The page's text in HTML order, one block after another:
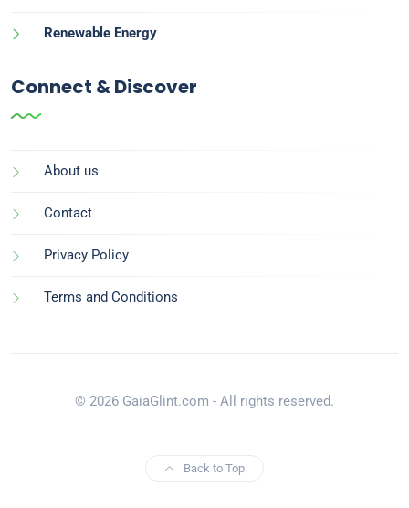
Renewable Energy
Connect & Discover
About us
Contact
Privacy Policy
Terms and Conditions
© 2026 GaiaGlint.com - All rights reserved.
Back to Top